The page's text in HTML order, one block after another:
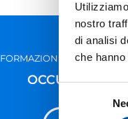
nostro
di analisi
che
del
FORMAZIONE PER ADULTI
OCCUPATI